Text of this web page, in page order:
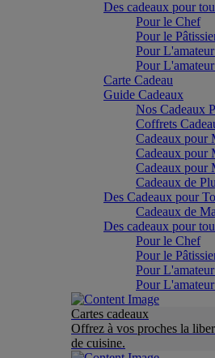
Des cadeaux pour
Pour le Chef
Pour le
Pour
Pour
Carte Cadeau
Guide Cadeaux
Nos Cadeaux
Coffrets
Cadeaux pour
Cadeaux pour
Cadeaux pour
Cadeaux de
Des Cadeaux pour
Cadeaux de
Des cadeaux pour
Pour le Chef
Pour le
Pour
Pour
Cartes cadeaux
Offrez à vos proches la
de cuisine.